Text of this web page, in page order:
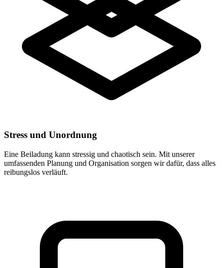
Stress und Unordnung
Eine Beiladung kann stressig und chaotisch sein. Mit unserer
umfassenden Planung und Organisation sorgen wir dafür, dass alles
reibungslos verläuft.